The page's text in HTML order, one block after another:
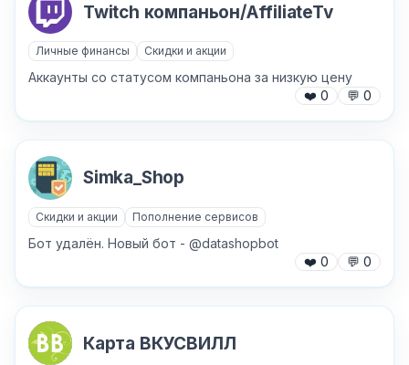
Twitch компаньон/AffiliateTv
Личные финансы Скидки и акции
Аккаунты со статусом компаньона за низкую цену
❤️ 0 💬 0
Simka_Shop
Скидки и акции Пополнение сервисов
Бот удалён. Новый бот - @datashopbot
❤️ 0 💬 0
Карта ВКУСВИЛЛ